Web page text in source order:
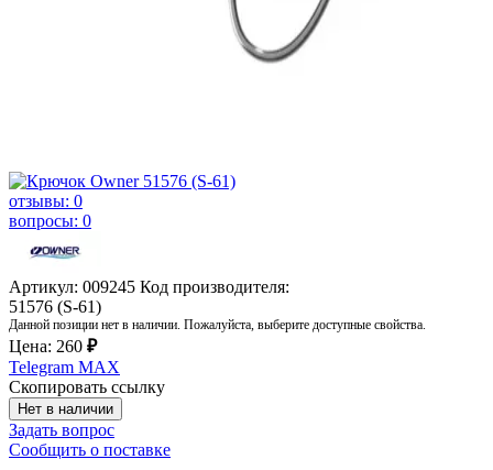
отзывы: 0
вопросы: 0
Артикул: 009245 Код производителя:
51576 (S-61)
Данной позиции нет в наличии. Пожалуйста, выберите доступные свойства.
Цена: 260 ₽
Telegram MAX
Скопировать ссылку
Нет в наличии
Задать вопрос
Сообщить о поставке